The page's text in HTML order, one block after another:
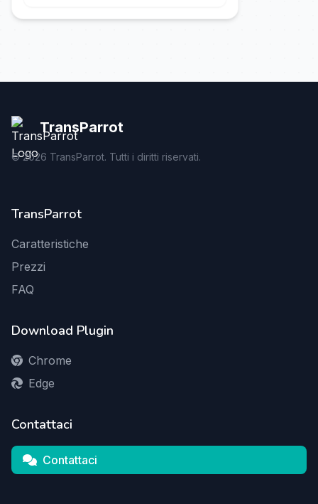
TransParrot
©2026 TransParrot. Tutti i diritti riservati.
TransParrot
Caratteristiche
Prezzi
FAQ
Download Plugin
Chrome
Edge
Contattaci
Contattaci